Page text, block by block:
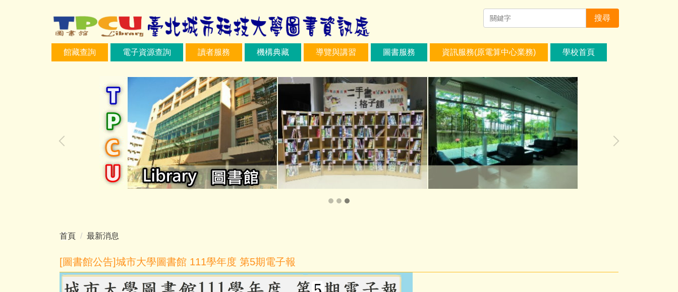
搜尋
館藏查詢 電子資源查詢 讀者服務 機構典藏 導覽與講習 圖書服務 資訊服務(原電算中心業務) 學校首頁
首頁 最新消息
[圖書館公告]城市大學圖書館 111學年度 第5期電子報